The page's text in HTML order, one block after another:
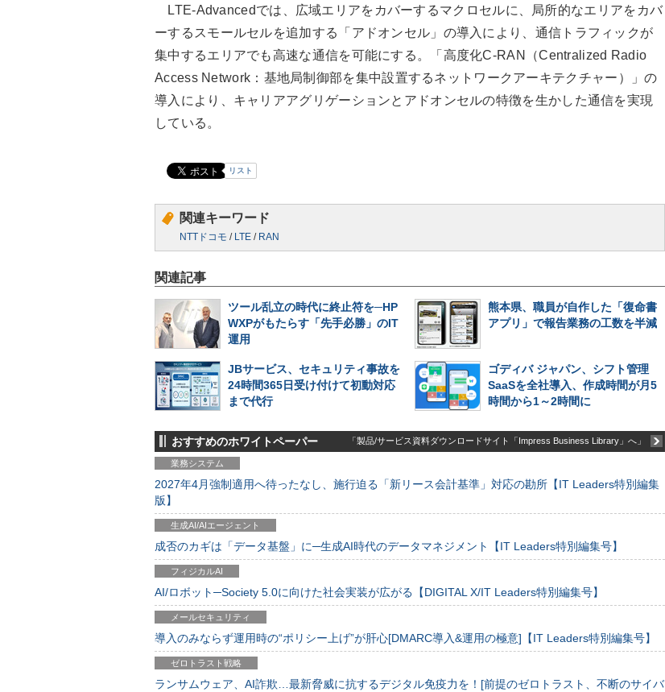
LTE-Advancedでは、広域エリアをカバーするマクロセルに、局所的なエリアをカバ
ーするスモールセルを追加する「アドオンセル」の導入により、通信トラフィックが
集中するエリアでも高速な通信を可能にする。「高度化C-RAN（Centralized Radio
Access Network：基地局制御部を集中設置するネットワークアーキテクチャー）」の
導入により、キャリアアグリゲーションとアドオンセルの特徴を生かした通信を実現
している。
リスト
関連キーワード
NTTドコモ / LTE / RAN
関連記事
ツール乱立の時代に終止符を─HP
WXPがもたらす「先手必勝」のIT
運用
熊本県、職員が自作した「復命書
アプリ」で報告業務の工数を半減
JBサービス、セキュリティ事故を
24時間365日受け付けて初動対応
まで代行
ゴディバ ジャパン、シフト管理
SaaSを全社導入、作成時間が月5
時間から1～2時間に
おすすめのホワイトペーパー 「製品/サービス資料ダウンロードサイト「Impress Business Library」へ」
業務システム
2027年4月強制適用へ待ったなし、施行迫る「新リース会計基準」対応の勘所【IT Leaders特別編集
版】
生成AI/AIエージェント
成否のカギは「データ基盤」に─生成AI時代のデータマネジメント【IT Leaders特別編集号】
フィジカルAI
AI/ロボット─Society 5.0に向けた社会実装が広がる【DIGITAL X/IT Leaders特別編集号】
メールセキュリティ
導入のみならず運用時の“ポリシー上げ”が肝心[DMARC導入&運用の極意]【IT Leaders特別編集号】
ゼロトラスト戦略
ランサムウェア、AI詐欺…最新脅威に抗するデジタル免疫力を！[前提のゼロトラスト、不断のサイバ